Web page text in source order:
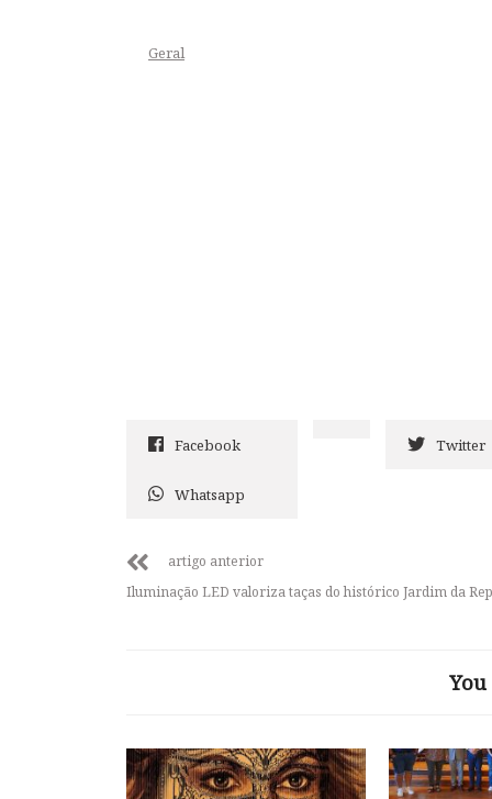
Geral
Facebook Twitter
Whatsapp
artigo anterior
Iluminação LED valoriza taças do histórico Jardim da